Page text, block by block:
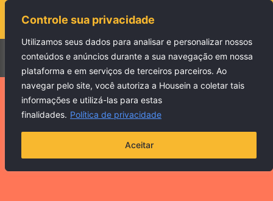
Controle sua privacidade
Utilizamos seus dados para analisar e personalizar nossos
conteúdos e anúncios durante a sua navegação em nossa
plataforma e em serviços de terceiros parceiros. Ao
navegar pelo site, você autoriza a Housein a coletar tais
informações e utilizá-las para estas
finalidades. Política de privacidade
Aceitar
Menu